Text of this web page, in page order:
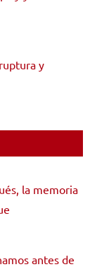
y
la memoria
antes de